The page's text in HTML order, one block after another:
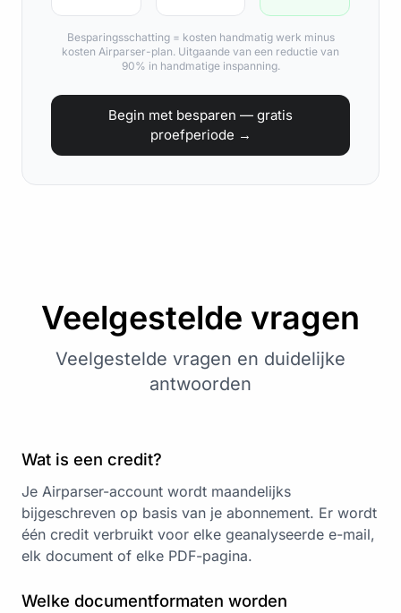
Besparingsschatting = kosten handmatig werk minus
kosten Airparser-plan. Uitgaande van een reductie van
90% in handmatige inspanning.
Begin met besparen — gratis
proefperiode →
Veelgestelde vragen
Veelgestelde vragen en duidelijke
antwoorden
Wat is een credit?
Je Airparser-account wordt maandelijks
bijgeschreven op basis van je abonnement. Er wordt
één credit verbruikt voor elke geanalyseerde e-mail,
elk document of elke PDF-pagina.
Welke documentformaten worden